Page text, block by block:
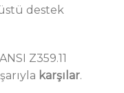
destek
Z359.11
karşılar.